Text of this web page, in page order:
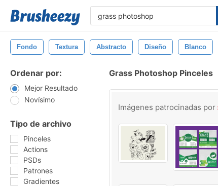
Fondo Textura Abstracto Diseño Blanco
Ordenar por:
Mejor Resultado
Novísimo
Tipo de archivo
Pinceles
Actions
PSDs
Patrones
Gradientes
Grass Photoshop Pinceles
Imágenes patrocinadas por